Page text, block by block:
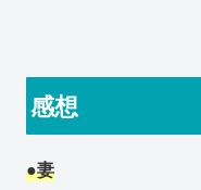
感想
●妻